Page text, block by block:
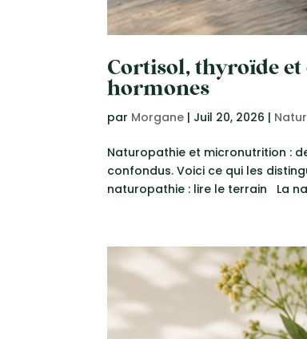
Cortisol, thyroïde et
hormones
par Morgane | Juil 20, 2026 |
Naturopathie et micronutrition :
confondus. Voici ce qui les
naturopathie : lire le terrain La